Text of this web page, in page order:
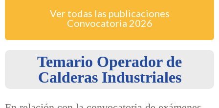
Ver todas las publicaciones
Convocatoria 2026
Temario Operador de
Calderas Industriales